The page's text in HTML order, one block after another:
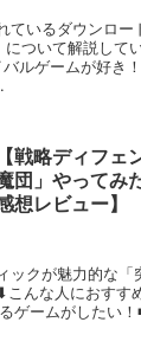
ているダウンロー
について解説して
ルゲームが好き
【戦略ディフ
団」やってみ
想レビュー】
ックが魅力的な「
んな人におすす
ゲームがしたい